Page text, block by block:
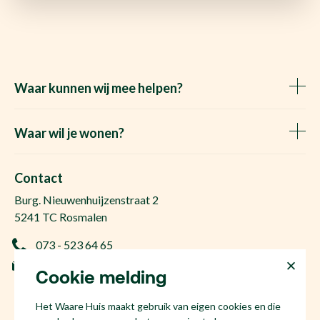
Cookie melding
Het Waare Huis maakt gebruik van eigen cookies en die
Waar kunnen wij mee helpen?
Het Waare Huis zoekt
Vraag de kosten op
Ervaringen
Taxatie
Waar wil je wonen?
Makelaar Den Bosch
Huis kopen Nuland
Huis kopen Berlicum
Huis kopen Kruisstraat
Huis kopen Rosmalen
Contact
Burg. Nieuwenhuijzenstraat 2
5241 TC Rosmalen
073 - 523 64 65
NL81 53.60.447.B01